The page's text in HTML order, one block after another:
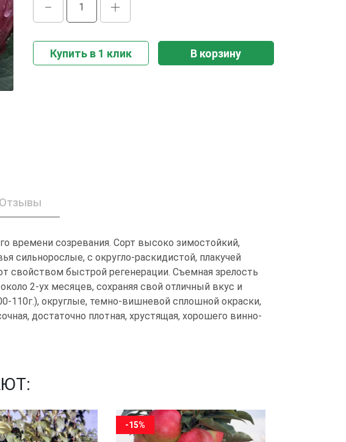
Купить в 1 клик В корзину
Отзывы
времени созревания. Сорт высоко зимостойкий,
сильнорослые, с округло-раскидистой, плакучей
свойством быстрой регенерации. Съемная зрелость
2-ух месяцев, сохраняя свой отличный вкус и
110г.), округлые, темно-вишневой сплошной окраски,
достаточно плотная, хрустящая, хорошего винно-
-15%